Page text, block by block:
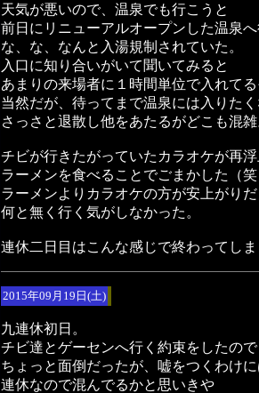
天気が悪いので、温泉でも行こうと
前日にリニューアルオープンした温泉
な、な、なんと入湯規制されていた。
入口に知り合いがいて聞いてみると
あまりの来場者に１時間単位で入れて
当然だが、待ってまで温泉には入りた
さっさと退散し他をあたるがどこも混
チビが行きたがっていたカラオケが再
ラーメンを食べることでごまかした（
ラーメンよりカラオケの方が安上がり
何と無く行く気がしなかった。
連休二日目はこんな感じで終わってし
2015年09月19日(土)
九連休初日。
チビ達とゲーセンへ行く約束をしたので
ちょっと面倒だったが、嘘をつくわけ
連休なので混んでるかと思いきや